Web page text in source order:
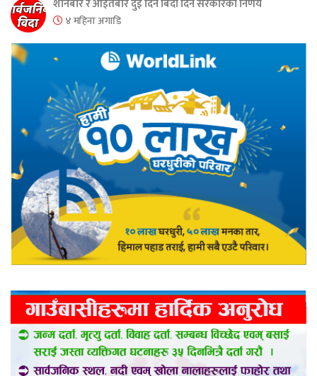
शनिबार र आइतबार दुई दिन बिदा दिने सरकारको निर्णय
४ महिना अगाडि